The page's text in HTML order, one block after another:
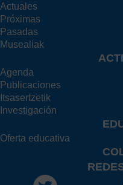
Actuales
Próximas
Pasadas
Musealiak
Agenda
Publicaciones
Itsasertzetik
Investigación
Oferta educativa